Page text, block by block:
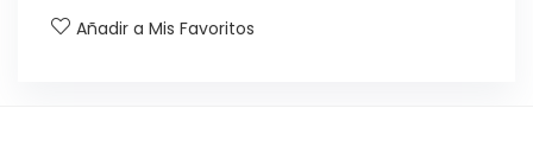
Añadir a Mis Favoritos